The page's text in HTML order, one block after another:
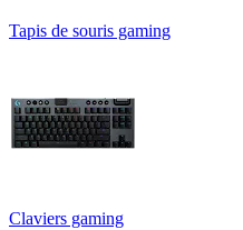
Tapis de souris gaming
Claviers gaming